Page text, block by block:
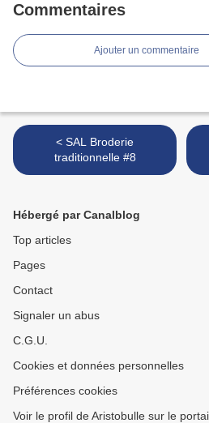
Commentaires
Ajouter un commentaire
< SAL Broderie
traditionnelle #8
Hébergé par Canalblog
Top articles
Pages
Contact
Signaler un abus
C.G.U.
Cookies et données personnelles
Préférences cookies
Voir le profil de Aristobulle sur le